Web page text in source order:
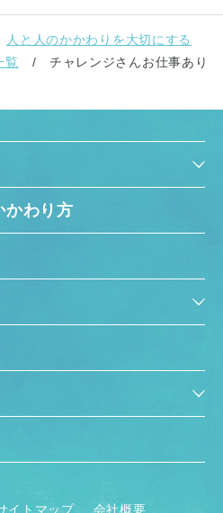
人と人のかかわりを大切にする
覧
チャレンジさんお仕事あり
かわり方
イトマップ 会社概要